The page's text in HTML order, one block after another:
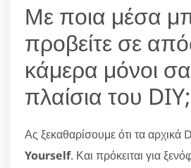
Με ποια μέσα
προβείτε σε
κάμερα μόνοι
πλαίσια του DIY;
Ας ξεκαθαρίσουμε ότι τα αρχικά
Yourself. Και πρόκειται για